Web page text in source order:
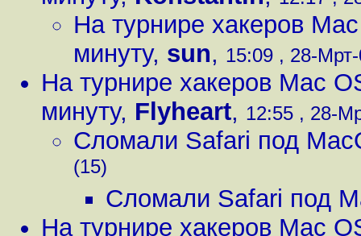
На турнире хакеров
минуту, sun, 15:09 , 28-
На турнире хакеров Mac
минуту, Flyheart, 12:55 , 28-
Сломали Safari под
(15)
Сломали Safari под
На турнире хакеров Mac